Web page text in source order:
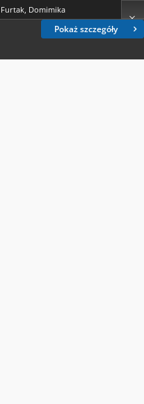
Pokaż szczegóły
Furtak, Domimika